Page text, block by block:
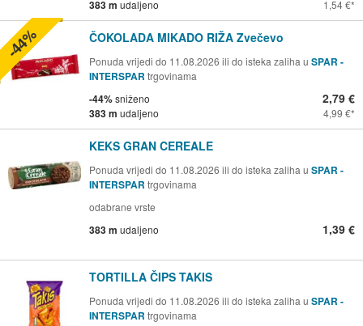
383 m udaljeno 1,54 €
ČOKOLADA MIKADO RIŽA Zvečevo
Ponuda vrijedi do 11.08.2026 ili do isteka zaliha u SPAR -
INTERSPAR trgovinama
-44%sniženo
383 m udaljeno
2,79 €
4,99 €
-44%
KEKS GRAN CEREALE
Ponuda vrijedi do 11.08.2026 ili do isteka zaliha u SPAR -
INTERSPAR trgovinama
odabrane vrste
383 m udaljeno 1,39 €
TORTILLA ČIPS TAKIS
Ponuda vrijedi do 11.08.2026 ili do isteka zaliha u SPAR -
INTERSPAR trgovinama